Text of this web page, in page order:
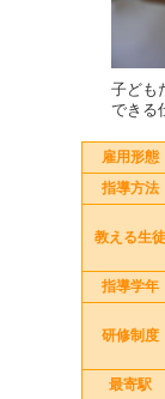
子ども
できる
雇用形態
指導方法
教える生徒
指導学年
研修制度
最寄駅